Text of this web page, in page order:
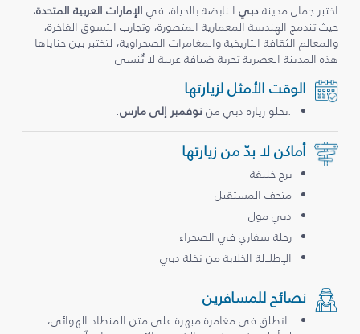
اختبر جمال مدينةدبيالنابضة بالحياة، في الإمارات العربية المتحدة،
حيث تندمج الهندسة المعمارية المتطورة، وتجارب التسوق الفاخرة،
والمعالم الثقافة التاريخية والمغامرات الصحراوية، لتختبر بين حناياها
هذه المدينة العصرية تجربة ضيافة عربية لا تُنسى
الوقت الأمثل لزيارتها
.تحلو زيارة دبي من نوفمبر إلى مارس.
أماكن لا بدّ من زيارتها
برج خليفة
متحف المستقبل
دبي مول
رحلة سفاري في الصحراء
الإطلالة الخلابة من نخلة دبي
نصائح للمسافرين
.انطلق في مغامرة مبهرة على متن المنطاد الهوائي،